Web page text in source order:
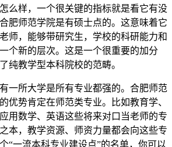
么样，一个很关键的指标就是看它有没
肥师范学院是有硕士点的。这意味着它
师，能够带研究生，学校的科研能力和
个新的层次。这是一个很重要的加分
纯教学型本科院校的范畴。
一所大学是所有专业都强的。合肥师范
优势肯定在师范类专业。比如教育学、
用数学、英语这些将来对口当老师的专
本，教学资源、师资力量都会向这些专
“一流本科专业建设点”的名单，你可以